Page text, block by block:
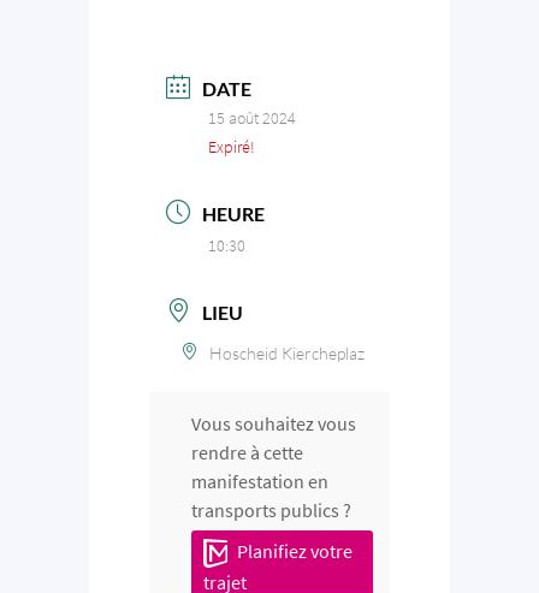
DATE
15 août 2024
Expiré!
HEURE
10:30
LIEU
Hoscheid Kiercheplaz
Vous souhaitez vous
rendre à cette
manifestation en
transports publics ?
Planifiez votre
trajet